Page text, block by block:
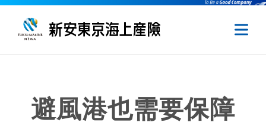
避風港也需要保障